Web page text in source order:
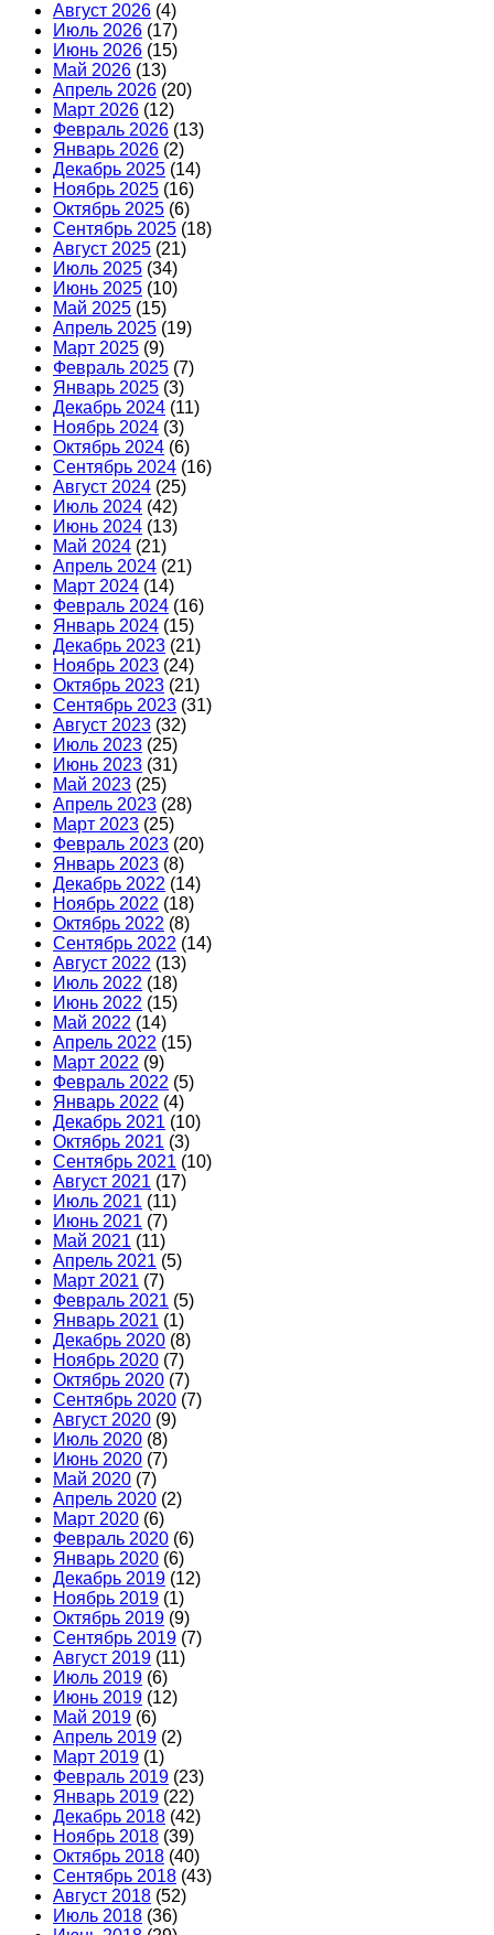
Август 2026 (4)
Июль 2026 (17)
Июнь 2026 (15)
Май 2026 (13)
Апрель 2026 (20)
Март 2026 (12)
Февраль 2026 (13)
Январь 2026 (2)
Декабрь 2025 (14)
Ноябрь 2025 (16)
Октябрь 2025 (6)
Сентябрь 2025 (18)
Август 2025 (21)
Июль 2025 (34)
Июнь 2025 (10)
Май 2025 (15)
Апрель 2025 (19)
Март 2025 (9)
Февраль 2025 (7)
Январь 2025 (3)
Декабрь 2024 (11)
Ноябрь 2024 (3)
Октябрь 2024 (6)
Сентябрь 2024 (16)
Август 2024 (25)
Июль 2024 (42)
Июнь 2024 (13)
Май 2024 (21)
Апрель 2024 (21)
Март 2024 (14)
Февраль 2024 (16)
Январь 2024 (15)
Декабрь 2023 (21)
Ноябрь 2023 (24)
Октябрь 2023 (21)
Сентябрь 2023 (31)
Август 2023 (32)
Июль 2023 (25)
Июнь 2023 (31)
Май 2023 (25)
Апрель 2023 (28)
Март 2023 (25)
Февраль 2023 (20)
Январь 2023 (8)
Декабрь 2022 (14)
Ноябрь 2022 (18)
Октябрь 2022 (8)
Сентябрь 2022 (14)
Август 2022 (13)
Июль 2022 (18)
Июнь 2022 (15)
Май 2022 (14)
Апрель 2022 (15)
Март 2022 (9)
Февраль 2022 (5)
Январь 2022 (4)
Декабрь 2021 (10)
Октябрь 2021 (3)
Сентябрь 2021 (10)
Август 2021 (17)
Июль 2021 (11)
Июнь 2021 (7)
Май 2021 (11)
Апрель 2021 (5)
Март 2021 (7)
Февраль 2021 (5)
Январь 2021 (1)
Декабрь 2020 (8)
Ноябрь 2020 (7)
Октябрь 2020 (7)
Сентябрь 2020 (7)
Август 2020 (9)
Июль 2020 (8)
Июнь 2020 (7)
Май 2020 (7)
Апрель 2020 (2)
Март 2020 (6)
Февраль 2020 (6)
Январь 2020 (6)
Декабрь 2019 (12)
Ноябрь 2019 (1)
Октябрь 2019 (9)
Сентябрь 2019 (7)
Август 2019 (11)
Июль 2019 (6)
Июнь 2019 (12)
Май 2019 (6)
Апрель 2019 (2)
Март 2019 (1)
Февраль 2019 (23)
Январь 2019 (22)
Декабрь 2018 (42)
Ноябрь 2018 (39)
Октябрь 2018 (40)
Сентябрь 2018 (43)
Август 2018 (52)
Июль 2018 (36)